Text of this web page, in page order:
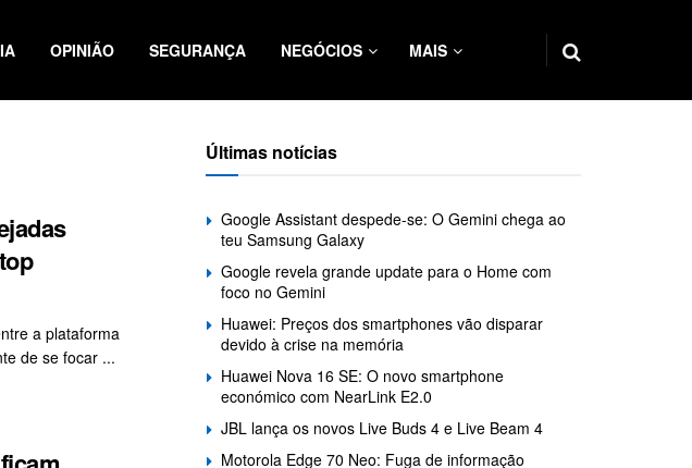
IA OPINIÃO SEGURANÇA NEGÓCIOS MAIS
a plataforma
de se focar ...
Últimas notícias
Google Assistant despede-se: O Gemini chega ao
teu Samsung Galaxy
Google revela grande update para o Home com
foco no Gemini
Huawei: Preços dos smartphones vão disparar
devido à crise na memória
Huawei Nova 16 SE: O novo smartphone
económico com NearLink E2.0
JBL lança os novos Live Buds 4 e Live Beam 4
Motorola Edge 70 Neo: Fuga de informação